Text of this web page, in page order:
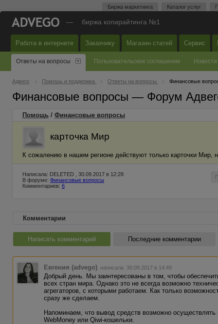
Биржа маркетинга Каталог услуг
— биржа копирайтинга №1
Работа в интернете Заказчику Магазин статей Сервис
Ответы на вопросы Пользовательское соглашение Новости
Адвего Помощь и поддержка Ответы на вопросы Финансовые
Финансовые вопросы — Форум
Помощь / Финансовые вопросы
карточка Мир
К сожалению в нашем регионе действуют только карточки Мир,
Написала: DELETED , 30.09.2017 в 12:28
В форуме: Финансовые вопросы
Комментариев: 6
Комментарии
Написать комментарий Последние комментарии
Евгения (advego) написала 30.09.2017 в 14:49
Добрый день. Мы заинтересованы в том, чтобы
всех стран мира. Однако это не всегда возможно
агрегаторов, с которыми работаем. Как только
сразу же сделаем.
Напоминаем, что вывод средств возможно
WebMoney или Qiwi-кошельки.